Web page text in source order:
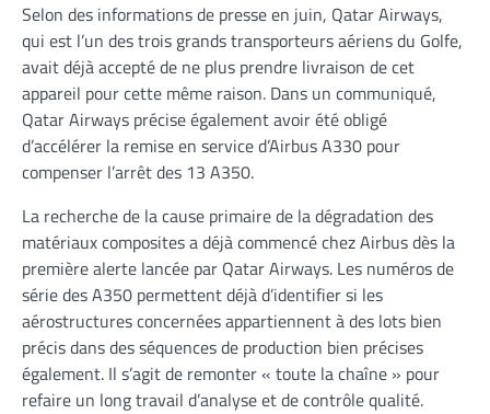
Selon des informations de presse en juin, Qatar Airways,
qui est l’un des trois grands transporteurs aériens du Golfe,
avait déjà accepté de ne plus prendre livraison de cet
appareil pour cette même raison. Dans un communiqué,
Qatar Airways précise également avoir été obligé
d’accélérer la remise en service d’Airbus A330 pour
compenser l’arrêt des 13 A350.
La recherche de la cause primaire de la dégradation des
matériaux composites a déjà commencé chez Airbus dès la
première alerte lancée par Qatar Airways. Les numéros de
série des A350 permettent déjà d’identifier si les
aérostructures concernées appartiennent à des lots bien
précis dans des séquences de production bien précises
également. Il s’agit de remonter « toute la chaîne » pour
refaire un long travail d’analyse et de contrôle qualité.